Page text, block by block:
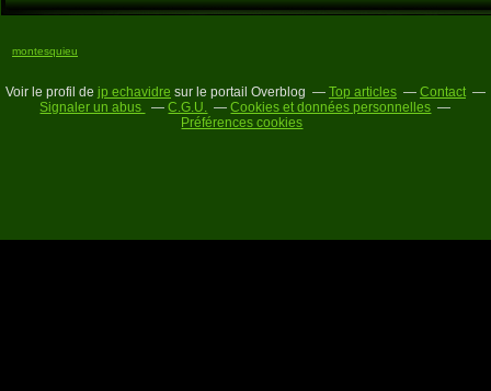
montesquieu
Voir le profil de jp echavidre sur le portail Overblog Top articles
Contact
Signaler un abus
C.G.U.
Cookies et données personnelles
Préférences cookies